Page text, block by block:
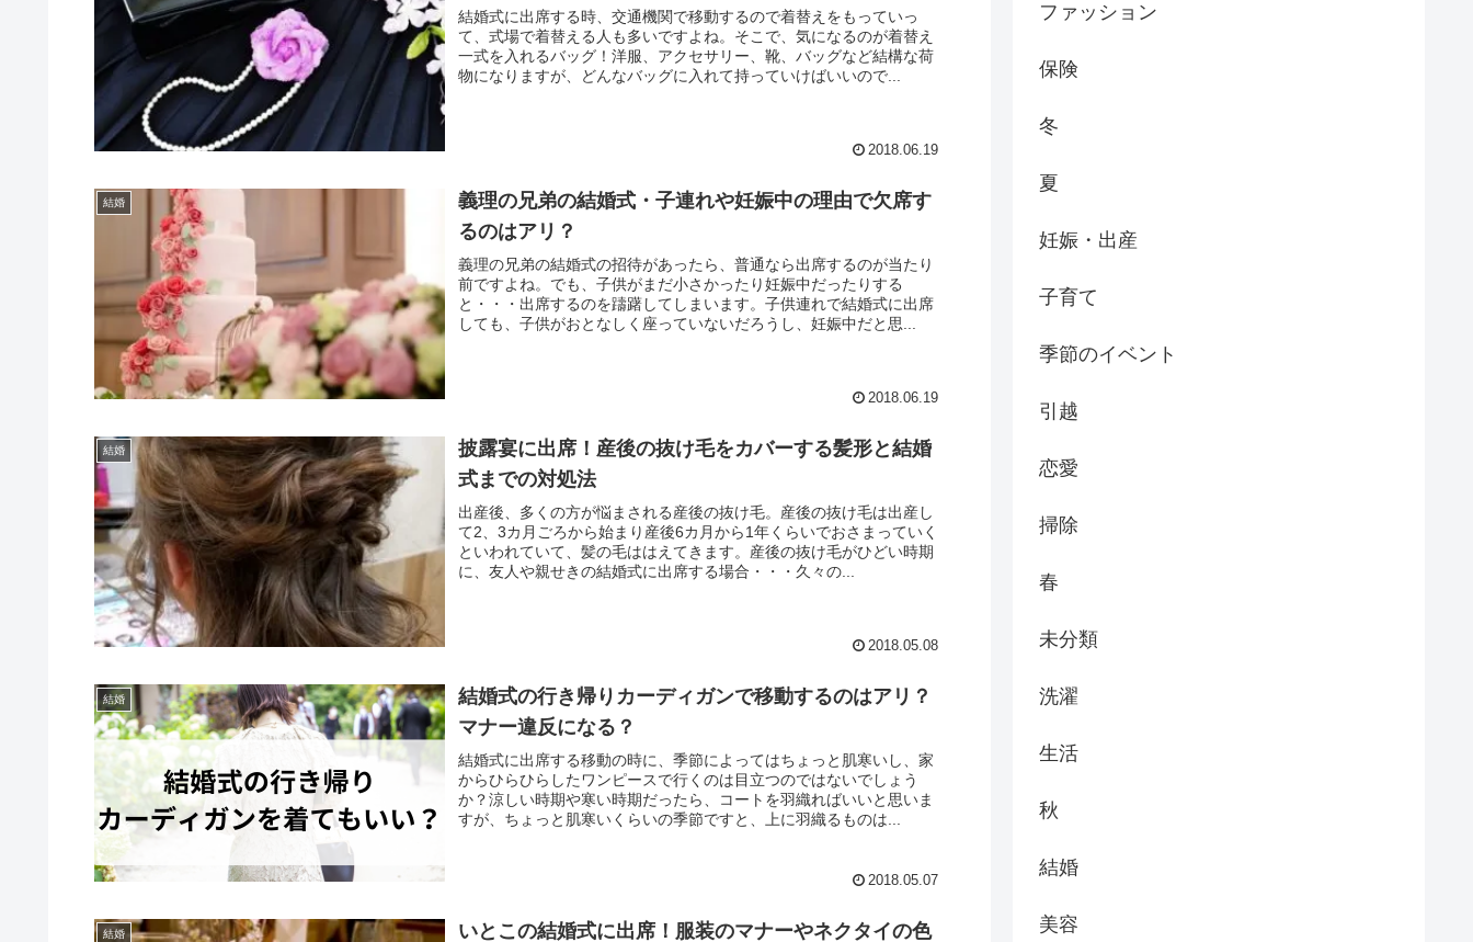
結婚式に出席する時、交通機関で移動するので着替えをもっていっ
て、式場で着替える人も多いですよね。そこで、気になるのが着替え
一式を入れるバッグ！洋服、アクセサリー、靴、バッグなど結構な荷
物になりますが、どんなバッグに入れて持っていけばいいので...
2018.06.19
結婚
義理の兄弟の結婚式・子連れや妊娠中の理由で欠席す
るのはアリ？
義理の兄弟の結婚式の招待があったら、普通なら出席するのが当たり
前ですよね。でも、子供がまだ小さかったり妊娠中だったりする
と・・・出席するのを躊躇してしまいます。子供連れで結婚式に出席
しても、子供がおとなしく座っていないだろうし、妊娠中だと思...
2018.06.19
結婚
披露宴に出席！産後の抜け毛をカバーする髪形と結婚
式までの対処法
出産後、多くの方が悩まされる産後の抜け毛。産後の抜け毛は出産し
て2、3カ月ごろから始まり産後6カ月から1年くらいでおさまっていく
といわれていて、髪の毛ははえてきます。産後の抜け毛がひどい時期
に、友人や親せきの結婚式に出席する場合・・・久々の...
2018.05.08
結婚
結婚式の行き帰りカーディガンで移動するのはアリ？
マナー違反になる？
結婚式に出席する移動の時に、季節によってはちょっと肌寒いし、家
からひらひらしたワンピースで行くのは目立つのではないでしょう
か？涼しい時期や寒い時期だったら、コートを羽織ればいいと思いま
すが、ちょっと肌寒いくらいの季節ですと、上に羽織るものは...
2018.05.07
結婚 いとこの結婚式に出席！服装のマナーやネクタイの色
ファッション
保険
冬
夏
妊娠・出産
子育て
季節のイベント
引越
恋愛
掃除
春
未分類
洗濯
生活
秋
結婚
美容